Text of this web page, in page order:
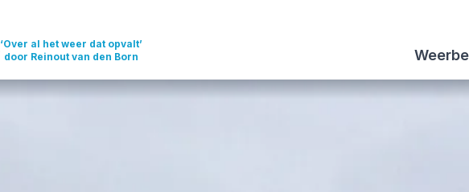
‘Over al het weer dat opvalt’
door Reinout van den Born